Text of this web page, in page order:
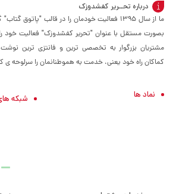
درباره تحــریر کفشدوزک
ما از سال ۱۳۹۵ فعالیت خودمان را در قالب "پاتوق
بصورت مستقل با عنوان "تحریر کفشدوزک" فعالیت خود
مشتریان بزرگوار به تخصصی ترین و فانتزی ترین
کماکان راه خود یعنی، خدمت به هموطنانمان را سرلوحه ی
نماد ها شبکه